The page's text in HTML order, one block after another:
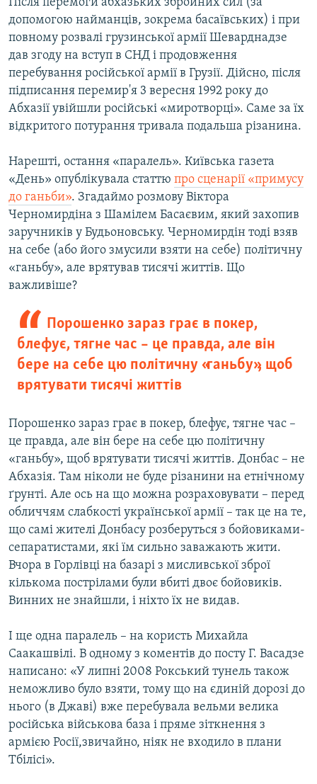
Після перемоги абхазьких збройних сил (за
допомогою найманців, зокрема басаївських) і при
повному розвалі грузинської армії Шеварднадзе
дав згоду на вступ в СНД і продовження
перебування російської армії в Грузії. Дійсно, після
підписання перемир'я 3 вересня 1992 року до
Абхазії увійшли російські «миротворці». Саме за їх
відкритого потурання тривала подальша різанина.
Нарешті, остання «паралель». Київська газета
«День» опублікувала статтю про сценарії «примусу
до ганьби». Згадаймо розмову Віктора
Черномирдіна з Шамілем Басаєвим, який захопив
заручників у Будьоновську. Черномирдін тоді взяв
на себе (або його змусили взяти на себе) політичну
«ганьбу», але врятував тисячі життів. Що
важливіше?
Порошенко зараз грає в покер,
блефує, тягне час – це правда, але він
бере на себе цю політичну «ганьбу», щоб
врятувати тисячі життів
Порошенко зараз грає в покер, блефує, тягне час –
це правда, але він бере на себе цю політичну
«ганьбу», щоб врятувати тисячі життів. Донбас – не
Абхазія. Там ніколи не буде різанини на етнічному
ґрунті. Але ось на що можна розраховувати – перед
обличчям слабкості української армії – так це на те,
що самі жителі Донбасу розберуться з бойовиками-
сепаратистами, які їм сильно заважають жити.
Вчора в Горлівці на базарі з мисливської зброї
кількома пострілами були вбиті двоє бойовиків.
Винних не знайшли, і ніхто їх не видав.
І ще одна паралель – на користь Михайла
Саакашвілі. В одному з коментів до посту Г. Васадзе
написано: «У липні 2008 Рокський тунель також
неможливо було взяти, тому що на єдиній дорозі до
нього (в Джаві) вже перебувала вельми велика
російська військова база і пряме зіткнення з
армією Росії,звичайно, ніяк не входило в плани
Тбілісі».